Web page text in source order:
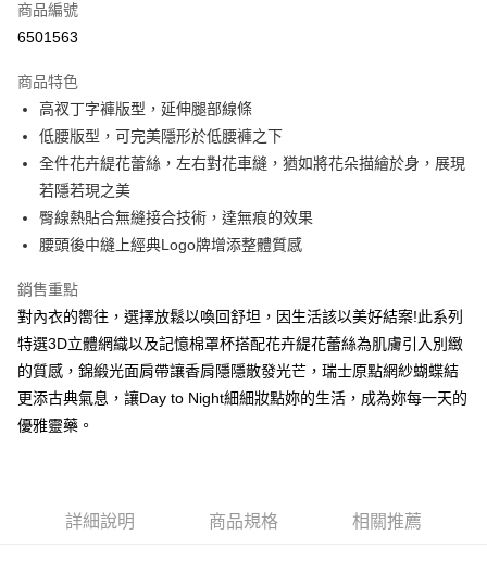
信用卡分期付款
合作金庫商業銀行
華南商業銀行
上海商業儲蓄銀行
台北富邦商業銀行
國泰世華商業銀行
兆豐國際商業銀行
臺灣中小企業銀行
匯豐（台灣）商業銀行
華泰商業銀行
聯邦商業銀行
遠東國際商業銀行
元大商業銀行
永豐商業銀行
台新國際商業銀行
台灣樂天信用卡公司
超商取貨付款
LINE Pay
街口支付
悠遊付
相關說明
【大哥付你分期使用說明】
2.付款方式選擇「大哥付你分期」，訂單成立後會自動跳轉到大哥付的交易
流程，驗證手機門號後，選擇欲分期的期數、繳款截止日，確認付款後即完
成交易。
3.實際核准額度、可分期數及費用金額請依後續交易確認頁面所載為準。
4.訂單成立30分鐘內，如未前往確認交易或遇審核未通過，訂單將自動取
醒簡訊。
AFTEE先享後付
相關說明
【關於「AFTEE先享後付」】
AFTEE先享後付是「在收到商品之後才付款」的支付方式。 讓您購物簡單
便利好安心！
１．簡單：不需註冊會員、不需綁卡、不需儲值。
【「AFTEE先享後付」結帳流程】
運送方式
付款後全家取貨
商品編號
6501563
商品特色
高衩丁字褲版型，延伸腿部線條
低腰版型，可完美隱形於低腰褲之下
全件花卉緹花蕾絲，左右對花車縫，猶如將花朵描繪於身，展現
若隱若現之美
臀線熱貼合無縫接合技術，達無痕的效果
腰頭後中縫上經典Logo牌增添整體質感
銷售重點
對內衣的嚮往，選擇放鬆以喚回舒坦，因生活該以美好結案!此系列
特選3D立體網織以及記憶棉罩杯搭配花卉緹花蕾絲為肌膚引入別緻
的質感，錦緞光面肩帶讓香肩隱隱散發光芒，瑞士原點網紗蝴蝶結
更添古典氣息，讓Day to Night細細妝點妳的生活，成為妳每一天的
優雅靈藥。
詳細說明 商品規格 相關推薦